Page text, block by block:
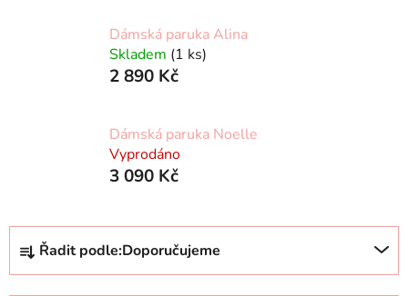
Dámská paruka Alina
Skladem (1 ks)
2 890 Kč
Dámská paruka Noelle
Vyprodáno
3 090 Kč
Ř
z
Řadit podle:Doporučujeme